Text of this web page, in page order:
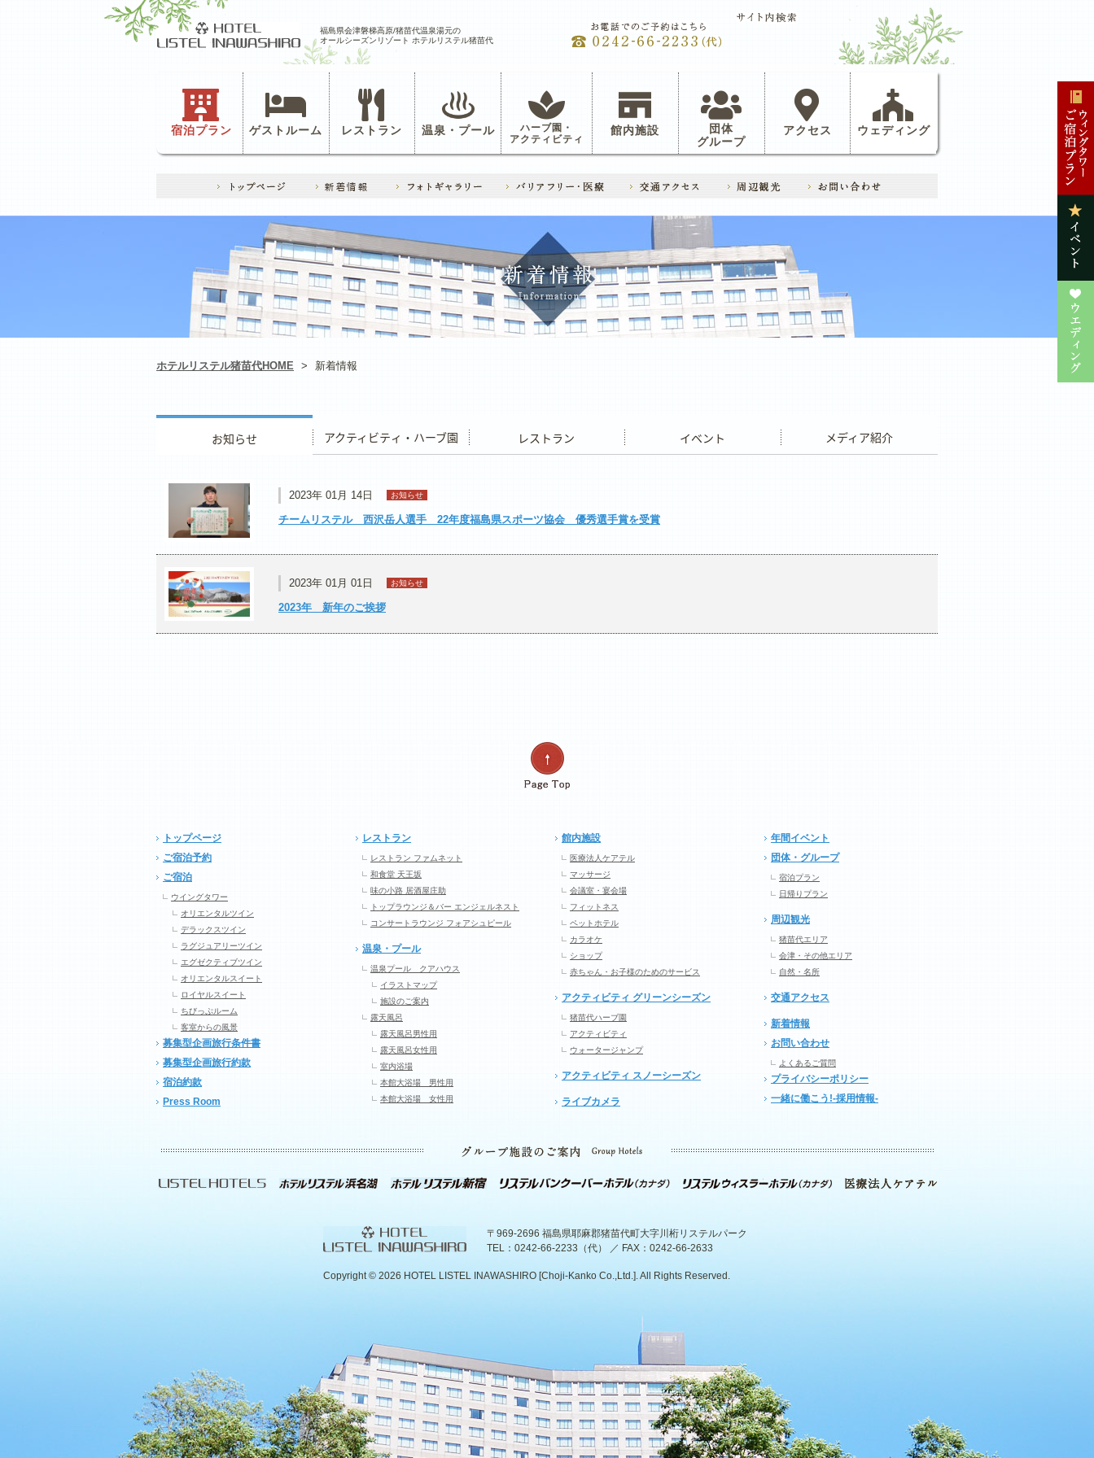
福島県会津磐梯高原/猪苗代温泉湯元の
オールシーズンリゾート ホテルリステル猪苗代
宿泊プラン ゲストルーム レストラン 温泉・プール ハーブ園・
アクティビティ
館内施設
団体
グループ
アクセス ウェディング
ホテルリステル猪苗代HOME > 新着情報
2023年 01月 14日 お知らせ
チームリステル 西沢岳人選手 22年度福島県スポーツ協会 優秀選手賞を受賞
2023年 01月 01日 お知らせ
2023年 新年のご挨拶
トップページ
ご宿泊予約
ご宿泊
ウイングタワー
オリエンタルツイン
デラックスツイン
ラグジュアリーツイン
エグゼクティブツイン
オリエンタルスイート
ロイヤルスイート
ちびっぷルーム
客室からの風景
募集型企画旅行条件書
募集型企画旅行約款
宿泊約款
Press Room
レストラン
レストラン ファムネット
和食堂 天王坂
味の小路 居酒屋庄助
トップラウンジ＆バー エンジェルネスト
コンサートラウンジ フォアシュピール
温泉・プール
温泉プール クアハウス
イラストマップ
施設のご案内
露天風呂
露天風呂男性用
露天風呂女性用
室内浴場
本館大浴場 男性用
本館大浴場 女性用
館内施設
医療法人ケアテル
マッサージ
会議室・宴会場
フィットネス
ペットホテル
カラオケ
ショップ
赤ちゃん・お子様のためのサービス
アクティビティ グリーンシーズン
猪苗代ハーブ園
アクティビティ
ウォータージャンプ
アクティビティ スノーシーズン
ライブカメラ
年間イベント
団体・グループ
宿泊プラン
日帰りプラン
周辺観光
猪苗代エリア
会津・その他エリア
自然・名所
交通アクセス
新着情報
お問い合わせ
よくあるご質問
プライバシーポリシー
一緒に働こう!-採用情報-
〒969-2696 福島県耶麻郡猪苗代町大字川桁リステルパーク
TEL：0242-66-2233（代） ／ FAX：0242-66-2633
Copyright © 2026 HOTEL LISTEL INAWASHIRO [Choji-Kanko Co.,Ltd.]. All Rights Reserved.